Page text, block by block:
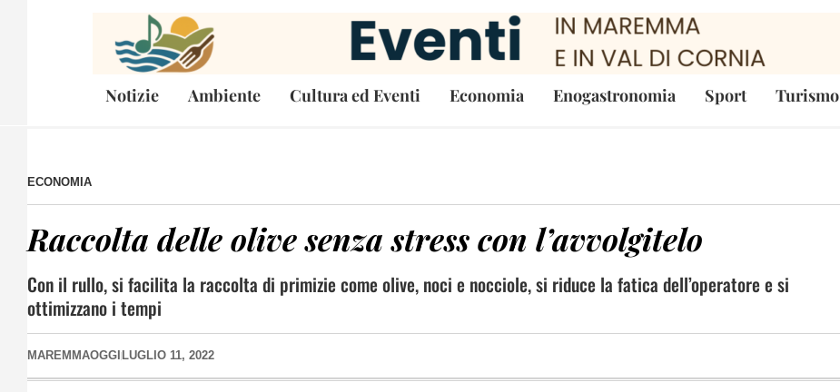
Notizie Ambiente Cultura ed Eventi Economia Enogastronomia Sport Turismo
ECONOMIA
Raccolta delle olive senza stress con l’avvolgitelo
Con il rullo, si facilita la raccolta di primizie come olive, noci e nocciole, si riduce la fatica dell’operatore e si
ottimizzano i tempi
MAREMMAOGGI LUGLIO 11, 2022